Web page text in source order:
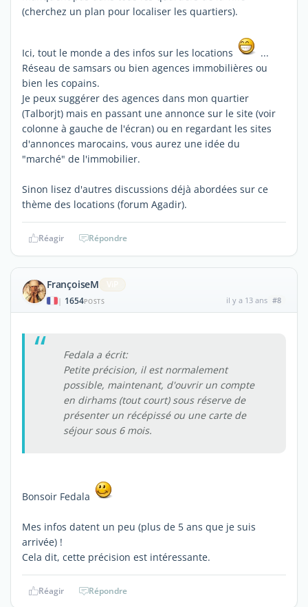
(cherchez un plan pour localiser les quartiers).
Ici, tout le monde a des infos sur les locations
...
Réseau de samsars ou bien agences immobilières ou
bien les copains.
Je peux suggérer des agences dans mon quartier
(Talborjt) mais en passant une annonce sur le site (voir
colonne à gauche de l'écran) ou en regardant les sites
d'annonces marocains, vous aurez une idée du
"marché" de l'immobilier.
Sinon lisez d'autres discussions déjà abordées sur ce
thème des locations (forum Agadir).
Réagir Répondre
FrançoiseM
| 1654POSTS il y a 13 ans #8
Fedala a écrit:
Petite précision, il est normalement
possible, maintenant, d'ouvrir un compte
en dirhams (tout court) sous réserve de
présenter un récépissé ou une carte de
séjour sous 6 mois.
Bonsoir Fedala
Mes infos datent un peu (plus de 5 ans que je suis
arrivée) !
Cela dit, cette précision est intéressante.
Réagir Répondre